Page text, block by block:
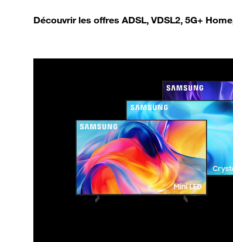
Découvrir les offres ADSL, VDSL2, 5G+